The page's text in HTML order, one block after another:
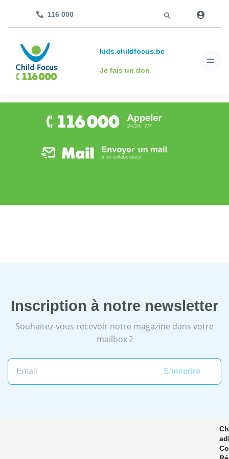
116 000
kids.childfocus.be
Je fais un don
Inscription à notre newsletter
Souhaitez-vous recevoir notre magazine dans votre
mailbox ?
Email